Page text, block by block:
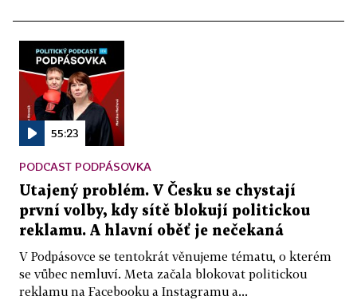
55:23
PODCAST PODPÁSOVKA
Utajený problém. V Česku se chystají
první volby, kdy sítě blokují politickou
reklamu. A hlavní oběť je nečekaná
V Podpásovce se tentokrát věnujeme tématu, o kterém
se vůbec nemluví. Meta začala blokovat politickou
reklamu na Facebooku a Instagramu a...